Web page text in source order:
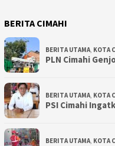
BERITA CIMAHI
BERITA UTAMA, KOTA
PLN Cimahi
BERITA UTAMA, KOTA
PSI Cimahi
BERITA UTAMA, KOTA